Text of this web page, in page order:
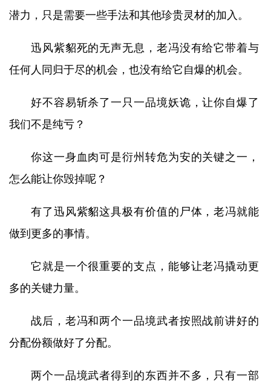
潜力，只是需要一些手法和其他珍贵灵材的加入。
迅风紫貂死的无声无息，老冯没有给它带着与
任何人同归于尽的机会，也没有给它自爆的机会。
好不容易斩杀了一只一品境妖诡，让你自爆了
我们不是纯亏？
你这一身血肉可是衍州转危为安的关键之一，
怎么能让你毁掉呢？
有了迅风紫貂这具极有价值的尸体，老冯就能
做到更多的事情。
它就是一个很重要的支点，能够让老冯撬动更
多的关键力量。
战后，老冯和两个一品境武者按照战前讲好的
分配份额做好了分配。
两个一品境武者得到的东西并不多，只有一部